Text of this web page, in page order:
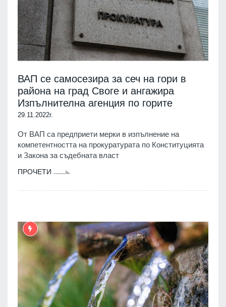
ВАП се самосезира за сеч на гори в
района на град Своге и ангажира
Изпълнителна агенция по горите
29.11.2022г.
От ВАП са предприети мерки в изпълнение на
компетентността на прокуратурата по Конституцията
и Закона за съдебната власт
ПРОЧЕТИ